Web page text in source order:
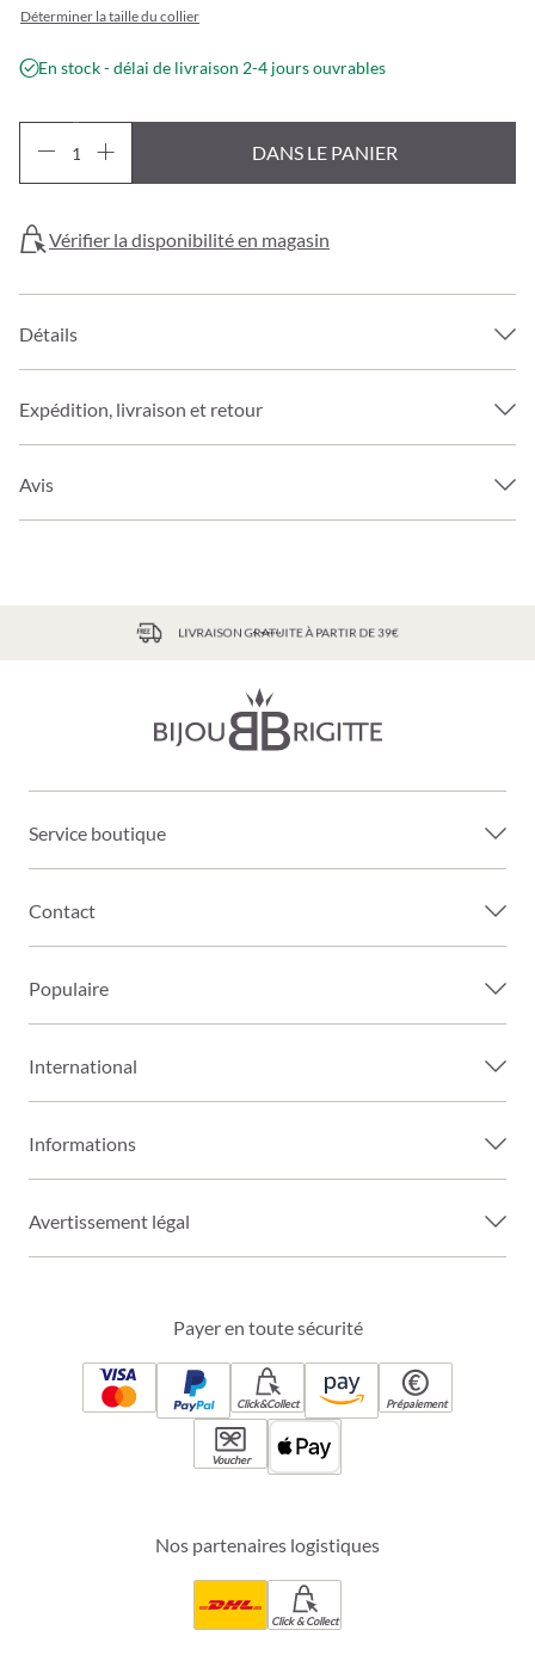
Déterminer la taille du collier
En stock - délai de livraison 2-4 jours ouvrables
DANS LE PANIER
Vérifier la disponibilité en magasin
Détails
Expédition, livraison et retour
Avis
LIVRAISON GRATUITE À PARTIR DE 39€
Service boutique
Contact
Populaire
International
Informations
Avertissement légal
Payer en toute sécurité
Click&Collect Prépaiement
Voucher
Nos partenaires logistiques
Click & Collect